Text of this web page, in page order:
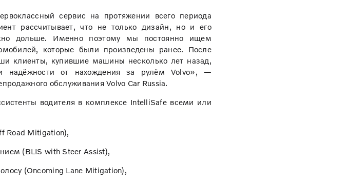
сервис на протяжении всего периода
рассчитывает, что не только дизайн, но и его
дольше. Именно поэтому мы постоянно ищем
которые были произведены ранее. После
клиенты, купившие машины несколько лет назад,
надёжности от нахождения за рулём Volvo», —
обслуживания Volvo Car Russia.
водителя в комплексе IntelliSafe всеми или
Road Mitigation),
(BLIS with Steer Assist),
(Oncoming Lane Mitigation),